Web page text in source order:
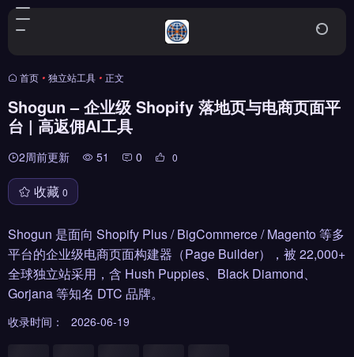
首页 • 独立站工具 • 正文
Shogun – 企业级 Shopify 落地页与电商页面平
台 | 高返佣AI工具
2周前更新 51 0 0
收藏 0
Shogun 是面向 Shopify Plus / BigCommerce / Magento 等多
平台的企业级电商页面构建器（Page Builder），被 22,000+
全球独立站采用，含 Hush Puppies、Black Diamond、
Gorjana 等知名 DTC 品牌。
收录时间： 2026-06-19